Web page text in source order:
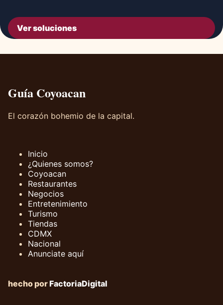
Ver soluciones
Guía Coyoacan
El corazón bohemio de la capital.
Inicio
¿Quienes somos?
Coyoacan
Restaurantes
Negocios
Entretenimiento
Turismo
Tiendas
CDMX
Nacional
Anunciate aquí
hecho porFactoriaDigital